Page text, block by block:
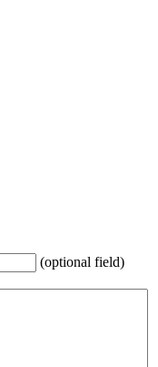
(optional field)